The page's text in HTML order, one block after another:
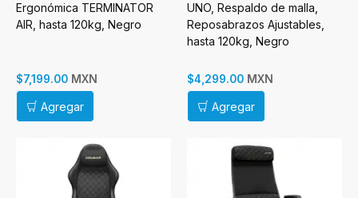
Ergonómica TERMINATOR
AIR, hasta 120kg, Negro
$7,199.00 MXN
Agregar
UNO, Respaldo de malla,
Reposabrazos Ajustables,
hasta 120kg, Negro
$4,299.00 MXN
Agregar